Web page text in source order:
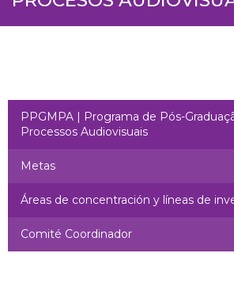
PPGMPA | Programa de Pós-
Processos Audiovisuais
Metas
Áreas de concentración y líneas de
Comité Coordinador